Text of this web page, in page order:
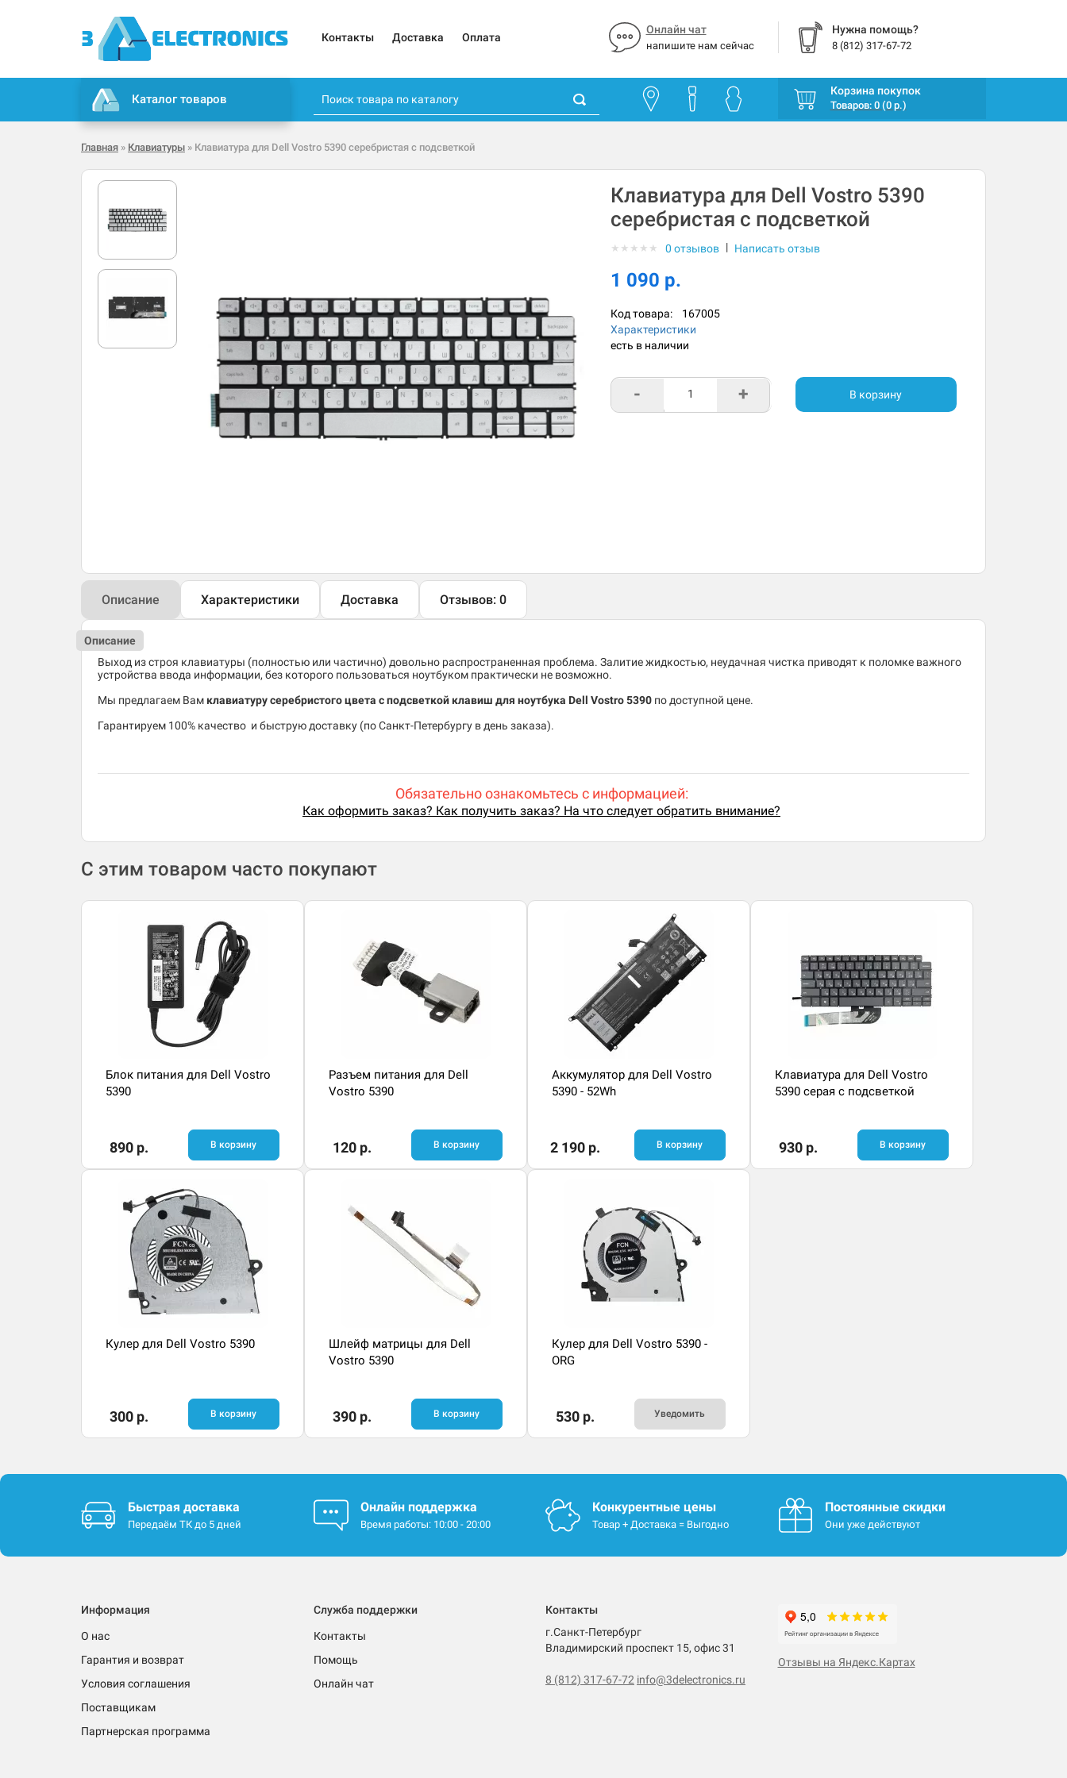
Контакты Доставка Оплата
Онлайн чат
напишите нам сейчас
Нужна помощь?
8 (812) 317-67-72
Каталог товаров
Корзина покупок
Товаров: 0 (0 р.)
Главная » Клавиатуры » Клавиатура для Dell Vostro 5390 серебристая с подсветкой
Клавиатура для Dell Vostro 5390
серебристая с подсветкой
★ ★ ★ ★ ★ 0 отзывов | Написать отзыв
1 090 р.
Код товара: 167005
Характеристики
есть в наличии
- + В корзину
Описание Характеристики Доставка Отзывов: 0
Описание
Выход из строя клавиатуры (полностью или частично) довольно распространенная проблема. Залитие жидкостью, неудачная чистка приводят к поломке важного
устройства ввода информации, без которого пользоваться ноутбуком практически не возможно.
Мы предлагаем Вам клавиатуру серебристого цвета с подсветкой клавиш для ноутбука Dell Vostro 5390 по доступной цене.
​Гарантируем 100% качество и быструю доставку (по Санкт-Петербургу в день заказа).
Обязательно ознакомьтесь с информацией:
Как оформить заказ? Как получить заказ? На что следует обратить внимание?
С этим товаром часто покупают
Блок питания для Dell Vostro
5390
890 р. В корзину
Разъем питания для Dell
Vostro 5390
120 р. В корзину
Аккумулятор для Dell Vostro
5390 - 52Wh
2 190 р. В корзину
Клавиатура для Dell Vostro
5390 серая с подсветкой
930 р. В корзину
Кулер для Dell Vostro 5390
300 р. В корзину
Шлейф матрицы для Dell
Vostro 5390
390 р. В корзину
Кулер для Dell Vostro 5390 -
ORG
530 р. Уведомить
Быстрая доставка
Передаём ТК до 5 дней
Онлайн поддержка
Время работы: 10:00 - 20:00
Конкурентные цены
Товар + Доставка = Выгодно
Постоянные скидки
Они уже действуют
Информация
О нас
Гарантия и возврат
Условия соглашения
Поставщикам
Партнерская программа
Служба поддержки
Контакты
Помощь
Онлайн чат
Контакты
г.Санкт-Петербург
Владимирский проспект 15, офис 31
8 (812) 317-67-72 info@3delectronics.ru
Отзывы на Яндекс.Картах